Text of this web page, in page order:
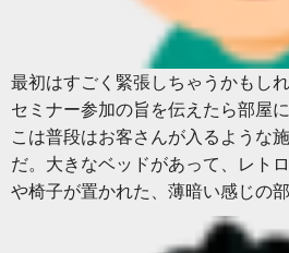
最初はすごく緊張しちゃうかもし
セミナー参加の旨を伝えたら部屋
こは普段はお客さんが入るような
だ。大きなベッドがあって、レト
や椅子が置かれた、薄暗い感じの部